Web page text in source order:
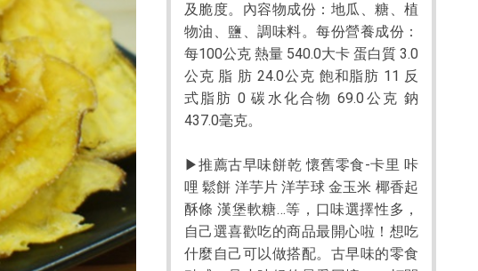
及脆度。內容物成份：地瓜、糖、植
物油、鹽、調味料。每份營養成份：
每100公克 熱量 540.0大卡 蛋白質 3.0
公克 脂 肪 24.0公克 飽和脂肪 11 反
式脂肪 0 碳水化合物 69.0公克 鈉
437.0毫克。
▶推薦古早味餅乾 懷舊零食-卡里 咔
哩 鬆餅 洋芋片 洋芋球 金玉米 椰香起
酥條 漢堡軟糖…等，口味選擇性多，
自己選喜歡吃的商品最開心啦！想吃
什麼自己可以做搭配。古早味的零食